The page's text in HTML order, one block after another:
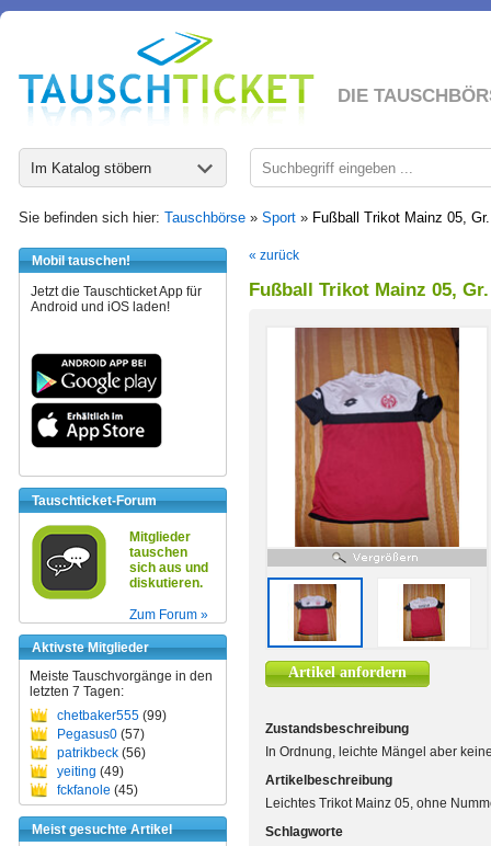
DIE
Im Katalog stöbern
Sie befinden sich hier: Tauschbörse » Sport » Fußball Trikot Mainz 05,
Mobil tauschen!
Jetzt die Tauschticket App für
Android und iOS laden!
Tauschticket-Forum
Mitglieder
tauschen
sich aus und
diskutieren.
Zum Forum »
Aktivste Mitglieder
Meiste Tauschvorgänge in den
letzten 7 Tagen:
chetbaker555 (99)
Pegasus0 (57)
patrikbeck (56)
yeiting (49)
fckfanole (45)
Meist gesuchte Artikel
« zurück
Fußball Trikot Mainz 05, Gr.
Artikel anfordern
Zustandsbeschreibung
In Ordnung, leichte Mängel aber
Artikelbeschreibung
Leichtes Trikot Mainz 05, ohne
Schlagworte